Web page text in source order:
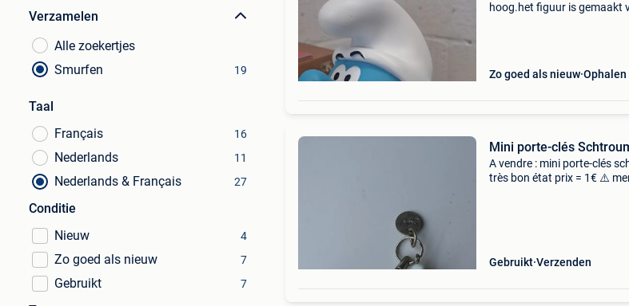
Verzamelen
Alle zoekertjes
Smurfen
19
Taal
Français
16
Nederlands 11
Nederlands & Français 27
Conditie
Nieuw
4
Zo goed als nieuw 7
Gebruikt 7
hoog.het figuur is gemaakt
Zo goed als nieuw Ophalen
Mini porte-clés
A vendre : mini porte-clés
très bon état prix = 1€ ⚠️
Gebruikt Verzenden